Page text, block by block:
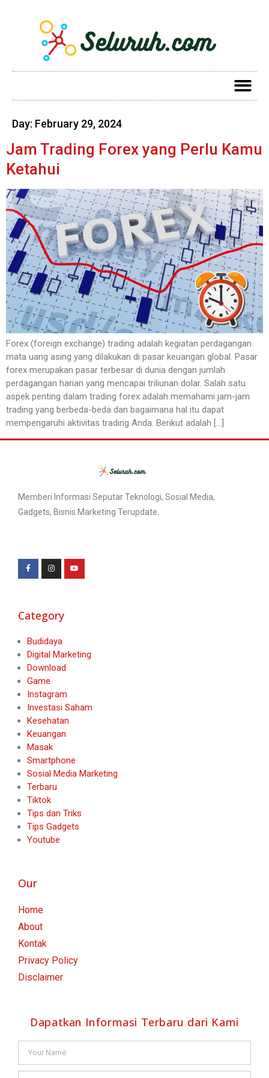
Day: February 29, 2024
Jam Trading Forex yang Perlu Kamu
Ketahui
Forex (foreign exchange) trading adalah kegiatan perdagangan
mata uang asing yang dilakukan di pasar keuangan global. Pasar
forex merupakan pasar terbesar di dunia dengan jumlah
perdagangan harian yang mencapai triliunan dolar. Salah satu
aspek penting dalam trading forex adalah memahami jam-jam
trading yang berbeda-beda dan bagaimana hal itu dapat
mempengaruhi aktivitas trading Anda. Berikut adalah […]
Memberi Informasi Seputar Teknologi, Sosial Media,
Gadgets, Bisnis Marketing Terupdate.
Category
Budidaya
Digital Marketing
Download
Game
Instagram
Investasi Saham
Kesehatan
Keuangan
Masak
Smartphone
Sosial Media Marketing
Terbaru
Tiktok
Tips dan Triks
Tips Gadgets
Youtube
Our
Home
About
Kontak
Privacy Policy
Disclaimer
Dapatkan Informasi Terbaru dari Kami